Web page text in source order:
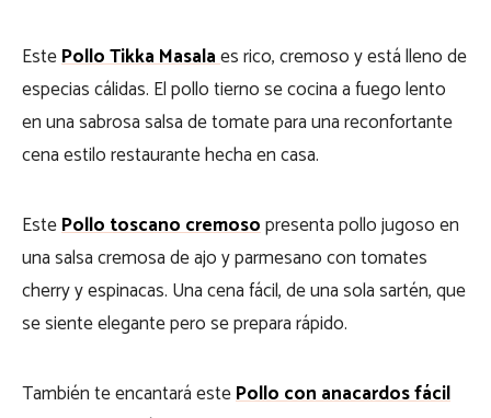
EstePollo Tikka Masalaes rico, cremoso y está lleno de
especias cálidas. El pollo tierno se cocina a fuego lento
en una sabrosa salsa de tomate para una reconfortante
cena estilo restaurante hecha en casa.
EstePollo toscano cremosopresenta pollo jugoso en
una salsa cremosa de ajo y parmesano con tomates
cherry y espinacas. Una cena fácil, de una sola sartén, que
se siente elegante pero se prepara rápido.
También te encantará estePollo con anacardos fácil